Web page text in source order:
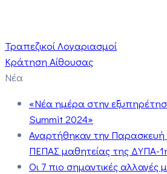
Τραπεζικοί Λογαριασμοί
Κράτηση Αίθουσας
Νέα
«Νέα ημέρα στην
Summit 2024»
Αναρτήθηκαν την
ΠΕΠΑΣ μαθητείας της ΔΥΠΑ-
Οι 7 πιο σημαντικές αλλαγές